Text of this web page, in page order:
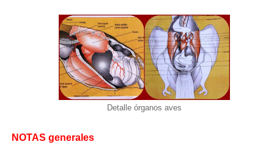
Detalle órganos aves
NOTAS generales